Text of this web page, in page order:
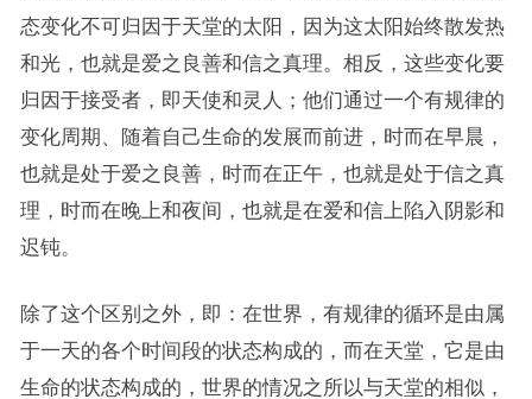
态变化不可归因于天堂的太阳，因为这太阳始终散发热
和光，也就是爱之良善和信之真理。相反，这些变化要
归因于接受者，即天使和灵人；他们通过一个有规律的
变化周期、随着自己生命的发展而前进，时而在早晨，
也就是处于爱之良善，时而在正午，也就是处于信之真
理，时而在晚上和夜间，也就是在爱和信上陷入阴影和
迟钝。
除了这个区别之外，即：在世界，有规律的循环是由属
于一天的各个时间段的状态构成的，而在天堂，它是由
生命的状态构成的，世界的情况之所以与天堂的相似，